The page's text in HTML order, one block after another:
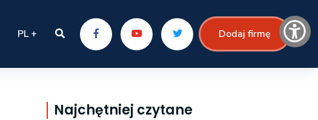
PL + Dodaj firmę
Najchętniej czytane